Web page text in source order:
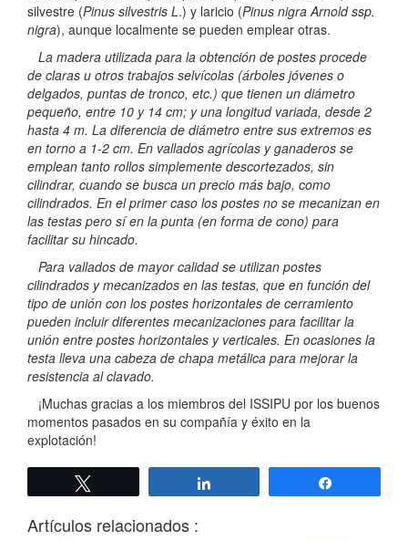
silvestre (Pinus silvestris L.) y laricio (Pinus nigra Arnold ssp.
nigra), aunque localmente se pueden emplear otras.
La madera utilizada para la obtención de postes procede
de claras u otros trabajos selvícolas (árboles jóvenes o
delgados, puntas de tronco, etc.) que tienen un diámetro
pequeño, entre 10 y 14 cm; y una longitud variada, desde 2
hasta 4 m. La diferencia de diámetro entre sus extremos es
en torno a 1-2 cm. En vallados agrícolas y ganaderos se
emplean tanto rollos simplemente descortezados, sin
cilindrar, cuando se busca un precio más bajo, como
cilindrados. En el primer caso los postes no se mecanizan en
las testas pero sí en la punta (en forma de cono) para
facilitar su hincado.
Para vallados de mayor calidad se utilizan postes
cilindrados y mecanizados en las testas, que en función del
tipo de unión con los postes horizontales de cerramiento
pueden incluir diferentes mecanizaciones para facilitar la
unión entre postes horizontales y verticales. En ocasiones la
testa lleva una cabeza de chapa metálica para mejorar la
resistencia al clavado.
¡Muchas gracias a los miembros del ISSIPU por los buenos
momentos pasados en su compañía y éxito en la
explotación!
Artículos relacionados :